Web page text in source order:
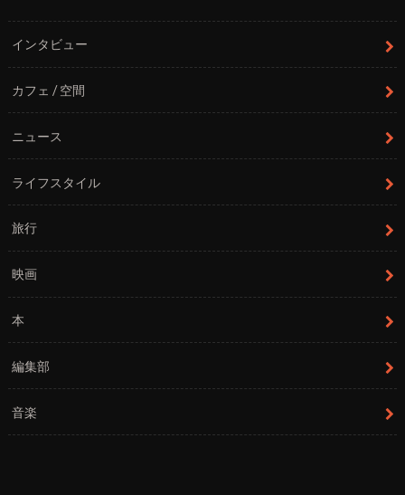
インタビュー
カフェ / 空間
ニュース
ライフスタイル
旅行
映画
本
編集部
音楽